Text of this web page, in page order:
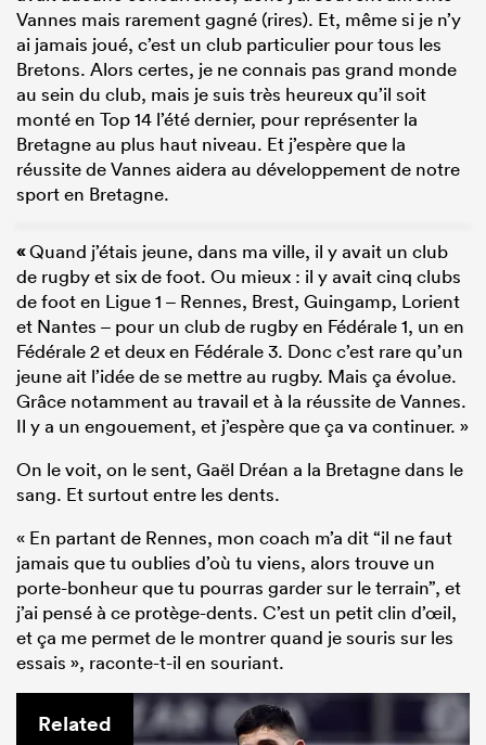
Vannes mais rarement gagné (rires). Et, même si je n’y
ai jamais joué, c’est un club particulier pour tous les
Bretons. Alors certes, je ne connais pas grand monde
au sein du club, mais je suis très heureux qu’il soit
monté en Top 14 l’été dernier, pour représenter la
Bretagne au plus haut niveau. Et j’espère que la
réussite de Vannes aidera au développement de notre
sport en Bretagne.
«Quand j’étais jeune, dans ma ville, il y avait un club
de rugby et six de foot. Ou mieux : il y avait cinq clubs
de foot en Ligue 1 – Rennes, Brest, Guingamp, Lorient
et Nantes – pour un club de rugby en Fédérale 1, un en
Fédérale 2 et deux en Fédérale 3. Donc c’est rare qu’un
jeune ait l’idée de se mettre au rugby. Mais ça évolue.
Grâce notamment au travail et à la réussite de Vannes.
Il y a un engouement, et j’espère que ça va continuer. »
On le voit, on le sent, Gaël Dréan a la Bretagne dans le
sang. Et surtout entre les dents.
« En partant de Rennes, mon coach m’a dit “il ne faut
jamais que tu oublies d’où tu viens, alors trouve un
porte-bonheur que tu pourras garder sur le terrain”, et
j’ai pensé à ce protège-dents. C’est un petit clin d’œil,
et ça me permet de le montrer quand je souris sur les
essais », raconte-t-il en souriant.
Related